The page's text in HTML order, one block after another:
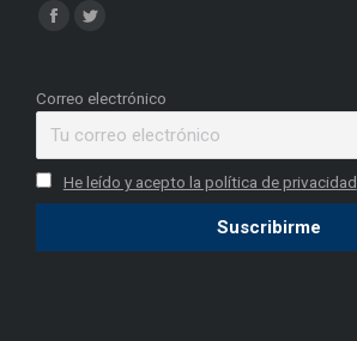
Find us on:
Facebook
opens
window
Twitter
opens
window
Correo electrónico
He leído y acepto la política de privacidad